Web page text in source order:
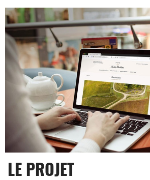
LE PROJET